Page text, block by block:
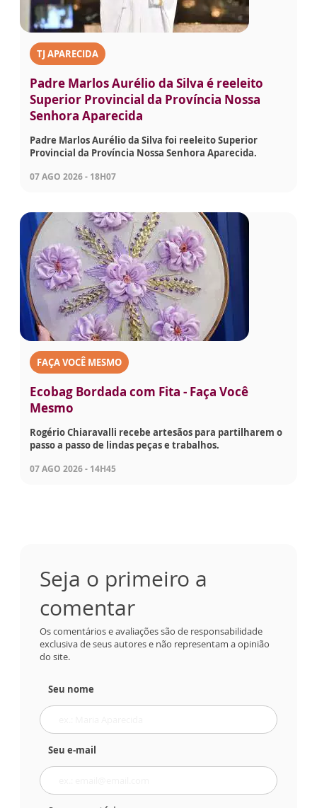
TJ APARECIDA
Padre Marlos Aurélio da Silva é reeleito
Superior Provincial da Província Nossa
Senhora Aparecida
Padre Marlos Aurélio da Silva foi reeleito Superior
Provincial da Província Nossa Senhora Aparecida.
07 AGO 2026 - 18H07
FAÇA VOCÊ MESMO
Ecobag Bordada com Fita - Faça Você
Mesmo
Rogério Chiaravalli recebe artesãos para partilharem o
passo a passo de lindas peças e trabalhos.
07 AGO 2026 - 14H45
Seja o primeiro a
comentar
Os comentários e avaliações são de responsabilidade
exclusiva de seus autores e não representam a opinião
do site.
Seu nome
Seu e-mail